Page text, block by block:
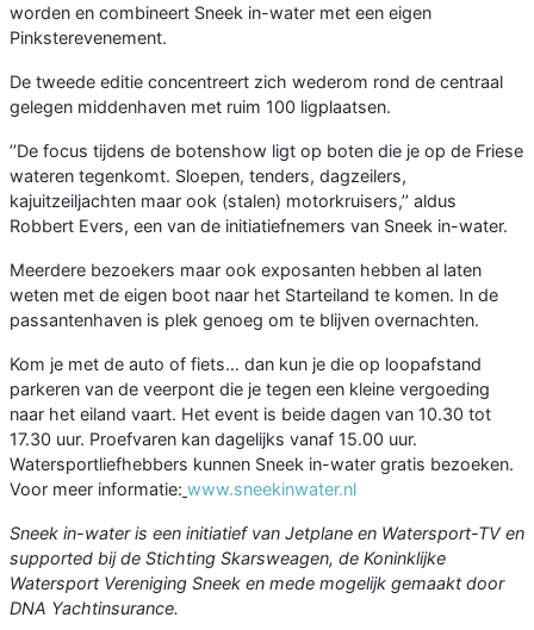
worden en combineert Sneek in-water met een eigen
Pinksterevenement.
De tweede editie concentreert zich wederom rond de centraal
gelegen middenhaven met ruim 100 ligplaatsen.
’’De focus tijdens de botenshow ligt op boten die je op de Friese
wateren tegenkomt. Sloepen, tenders, dagzeilers,
kajuitzeiljachten maar ook (stalen) motorkruisers,’’ aldus
Robbert Evers, een van de initiatiefnemers van Sneek in-water.
Meerdere bezoekers maar ook exposanten hebben al laten
weten met de eigen boot naar het Starteiland te komen. In de
passantenhaven is plek genoeg om te blijven overnachten.
Kom je met de auto of fiets… dan kun je die op loopafstand
parkeren van de veerpont die je tegen een kleine vergoeding
naar het eiland vaart. Het event is beide dagen van 10.30 tot
17.30 uur. Proefvaren kan dagelijks vanaf 15.00 uur.
Watersportliefhebbers kunnen Sneek in-water gratis bezoeken.
Voor meer informatie: www.sneekinwater.nl
Sneek in-water is een initiatief van Jetplane en Watersport-TV en
supported bij de Stichting Skarsweagen, de Koninklijke
Watersport Vereniging Sneek en mede mogelijk gemaakt door
DNA Yachtinsurance.